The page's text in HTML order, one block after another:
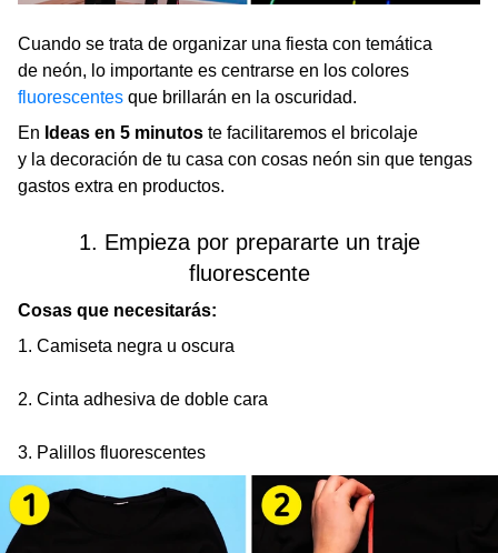
Cuando se trata de organizar una fiesta con temática
de neón, lo importante es centrarse en los colores
fluorescentes que brillarán en la oscuridad.
En Ideas en 5 minutos te facilitaremos el bricolaje
y la decoración de tu casa con cosas neón sin que tengas
gastos extra en productos.
1. Empieza por prepararte un traje
fluorescente
Cosas que necesitarás:
1. Camiseta negra u oscura
2. Cinta adhesiva de doble cara
3. Palillos fluorescentes